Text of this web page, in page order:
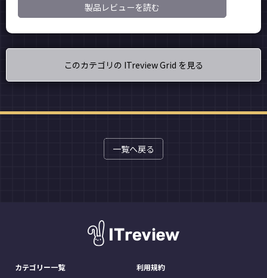
製品レビューを読む
このカテゴリの ITreview Grid を見る
一覧へ戻る
カテゴリー一覧
利用規約